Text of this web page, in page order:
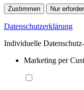
Zustimmen Nur
Datenschutzerklärung
Individuelle
Marketing per